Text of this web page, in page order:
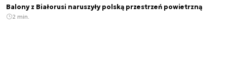
Balony z Białorusi naruszyły polską przestrzeń powietrzną
2 min.